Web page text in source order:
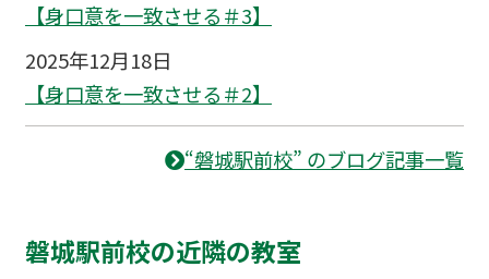
【身口意を一致させる＃3】
2025年12月18日
【身口意を一致させる＃2】
“磐城駅前校” のブログ記事一覧
磐城駅前校の近隣の教室